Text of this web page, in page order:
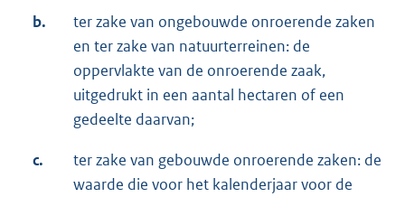
b.
ter zake van ongebouwde onroerende zaken
en ter zake van natuurterreinen: de
oppervlakte van de onroerende zaak,
uitgedrukt in een aantal hectaren of een
gedeelte daarvan;
c.
ter zake van gebouwde onroerende zaken: de
waarde die voor het kalenderjaar voor de